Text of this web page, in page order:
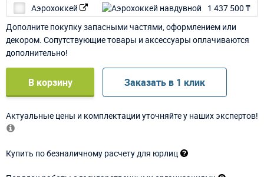
Аэрохоккей
1 437 500 ₸
Дополните покупку запасными частями, оформлением или
декором. Сопутствующие товары и аксессуары оплачиваются
дополнительно!
В корзину Заказать в 1 клик
Актуальные цены и комплектации уточняйте у наших экспертов!
Купить по безналичному расчету для юрлиц